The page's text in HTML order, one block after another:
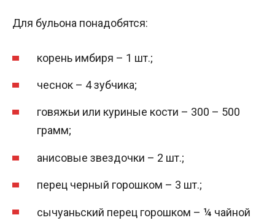
Для бульона понадобятся:
корень имбиря – 1 шт.;
чеснок – 4 зубчика;
говяжьи или куриные кости – 300 – 500
грамм;
анисовые звездочки – 2 шт.;
перец черный горошком – 3 шт.;
сычуаньский перец горошком – ¼ чайной